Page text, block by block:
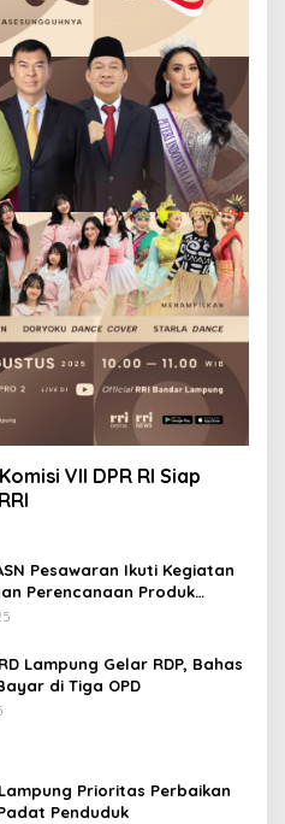
VII DPR RI Siap
Pesawaran Ikuti Kegiatan
Perencanaan Produk
Lampung Gelar RDP, Bahas
di Tiga OPD
Prioritas Perbaikan
Penduduk